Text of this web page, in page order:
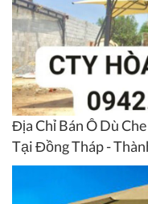
Địa Chỉ Bán Ô Dù
Tại Đồng Tháp -